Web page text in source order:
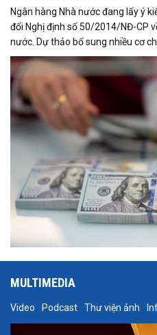
Ngân hàng Nhà nước đang lấy ý
đổi Nghị định số 50/2014/NĐ-CP
nước. Dự thảo bổ sung nhiều cơ
việc đưa Quyền rút vốn đặc biệt
(IMF) vào nguồn hình thành dự
MULTIMEDIA
Video Podcast Thư viện ảnh